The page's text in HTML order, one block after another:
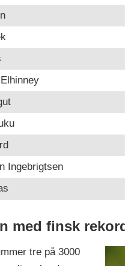
Ingebrigtsen
med finsk
tre på 3000